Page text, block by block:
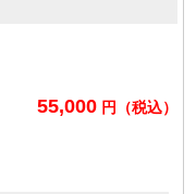
55,000 円（税込）